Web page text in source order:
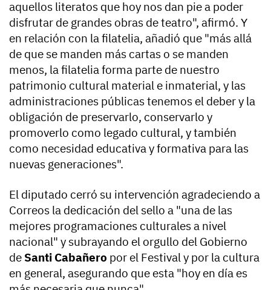
aquellos literatos que hoy nos dan pie a poder
disfrutar de grandes obras de teatro", afirmó. Y
en relación con la filatelia, añadió que "más allá
de que se manden más cartas o se manden
menos, la filatelia forma parte de nuestro
patrimonio cultural material e inmaterial, y las
administraciones públicas tenemos el deber y la
obligación de preservarlo, conservarlo y
promoverlo como legado cultural, y también
como necesidad educativa y formativa para las
nuevas generaciones".
El diputado cerró su intervención agradeciendo a
Correos la dedicación del sello a "una de las
mejores programaciones culturales a nivel
nacional" y subrayando el orgullo del Gobierno
de Santi Cabañero por el Festival y por la cultura
en general, asegurando que esta "hoy en día es